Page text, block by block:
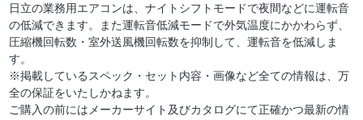
日立の業務用エアコンは、ナイトシフトモードで夜間などに運転音
の低減できます。また運転音低減モードで外気温度にかかわらず、
圧縮機回転数・室外送風機回転数を抑制して、運転音を低減しま
す。
※掲載しているスペック・セット内容・画像など全ての情報は、万
全の保証をいたしかねます。
ご購入の前にはメーカーサイト及びカタログにて正確かつ最新の情